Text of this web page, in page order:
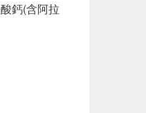
鈣(含阿拉